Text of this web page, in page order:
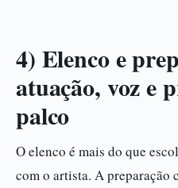
4) Elenco e
atuação, voz e
palco
O elenco é mais do que
com o artista. A preparação